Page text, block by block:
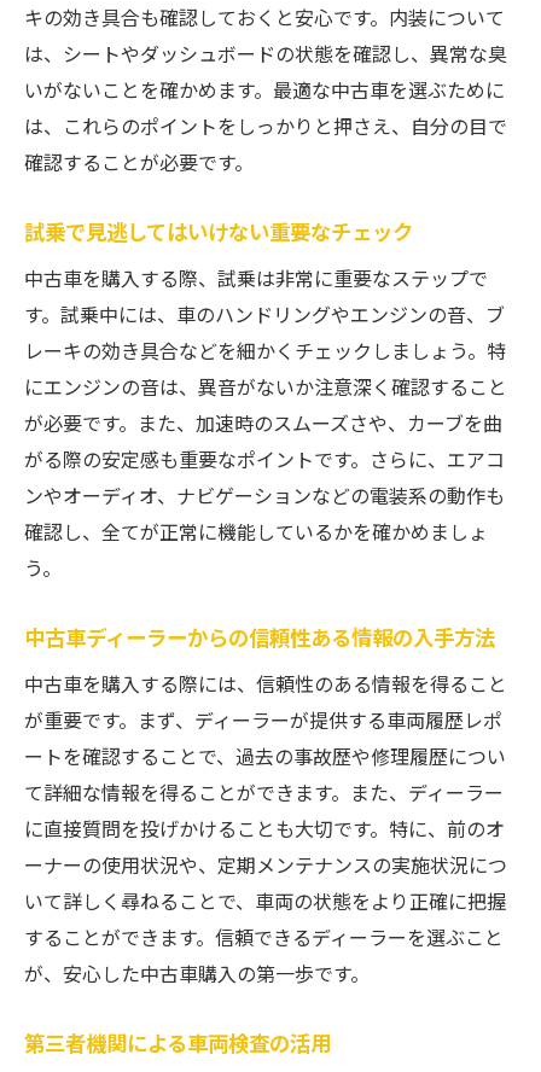
キの効き具合も確認しておくと安心です。内装について
は、シートやダッシュボードの状態を確認し、異常な臭
いがないことを確かめます。最適な中古車を選ぶために
は、これらのポイントをしっかりと押さえ、自分の目で
確認することが必要です。
試乗で見逃してはいけない重要なチェック
中古車を購入する際、試乗は非常に重要なステップで
す。試乗中には、車のハンドリングやエンジンの音、ブ
レーキの効き具合などを細かくチェックしましょう。特
にエンジンの音は、異音がないか注意深く確認すること
が必要です。また、加速時のスムーズさや、カーブを曲
がる際の安定感も重要なポイントです。さらに、エアコ
ンやオーディオ、ナビゲーションなどの電装系の動作も
確認し、全てが正常に機能しているかを確かめましょ
う。
中古車ディーラーからの信頼性ある情報の入手方法
中古車を購入する際には、信頼性のある情報を得ること
が重要です。まず、ディーラーが提供する車両履歴レポ
ートを確認することで、過去の事故歴や修理履歴につい
て詳細な情報を得ることができます。また、ディーラー
に直接質問を投げかけることも大切です。特に、前のオ
ーナーの使用状況や、定期メンテナンスの実施状況につ
いて詳しく尋ねることで、車両の状態をより正確に把握
することができます。信頼できるディーラーを選ぶこと
が、安心した中古車購入の第一歩です。
第三者機関による車両検査の活用